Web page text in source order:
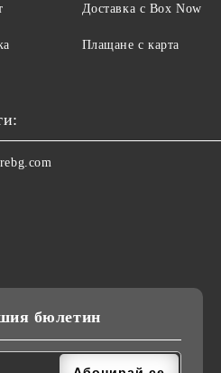
Доставка с Box Now
Плащане с карта
бюлетин